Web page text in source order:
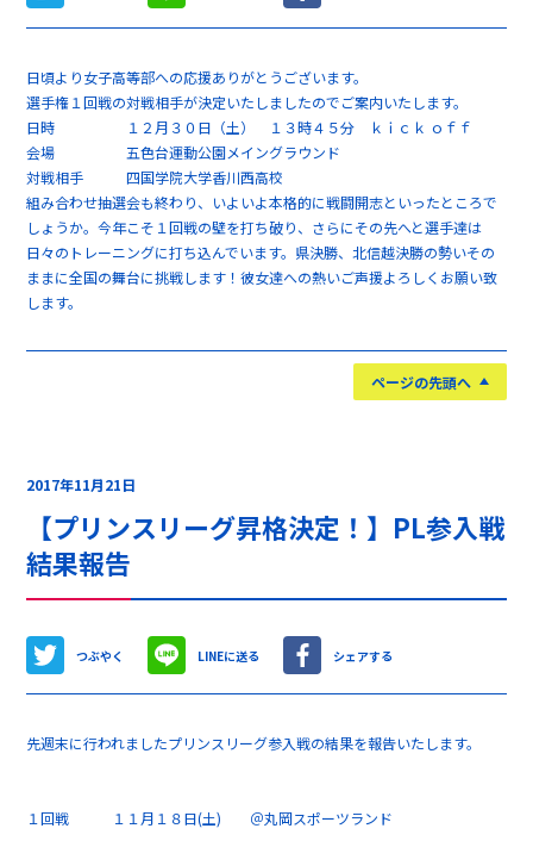
日頃より女子高等部への応援ありがとうございます。
選手権１回戦の対戦相手が決定いたしましたのでご案内いたします。
日時 １２月３０日（土） １３時４５分 ｋｉｃｋ ｏｆｆ
会場 五色台運動公園メイングラウンド
対戦相手 四国学院大学香川西高校
組み合わせ抽選会も終わり、いよいよ本格的に戦闘開志といったところで
しょうか。今年こそ１回戦の壁を打ち破り、さらにその先へと選手達は
日々のトレーニングに打ち込んでいます。県決勝、北信越決勝の勢いその
ままに全国の舞台に挑戦します！彼女達への熱いご声援よろしくお願い致
します。
ページの先頭へ
2017年11月21日
【プリンスリーグ昇格決定！】PL参入戦
結果報告
つぶやく LINEに送る シェアする
先週末に行われましたプリンスリーグ参入戦の結果を報告いたします。
１回戦 １１月１８日(土) ＠丸岡スポーツランド